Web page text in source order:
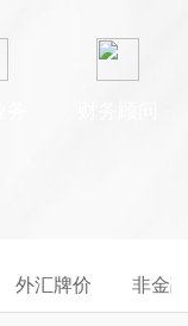
外汇牌价 非金